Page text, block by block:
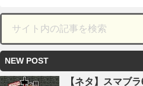
NEW POST
【ネタ】スマブ